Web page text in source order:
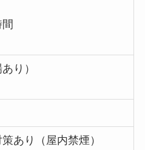
り）
あり（屋内禁煙）